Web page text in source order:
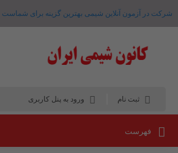
شرکت در آزمون آنلاین شیمی بهترین گزینه برای شماست
ثبت نام ورود به پنل کاربری
فهرست